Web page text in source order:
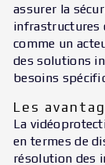
assurer la
infrastructures
comme un
des solutions
besoins
Les
La
en termes de
résolution des